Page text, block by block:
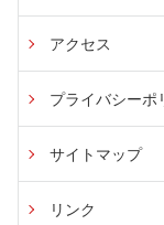
アクセス
プライバシーポ
サイトマップ
リンク